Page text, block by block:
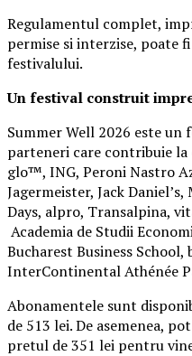
Regulamentul complet,
permise si interzise, poate
festivalului.
Un festival construit
Summer Well 2026 este
parteneri care contribuie
glo™, ING, Peroni Nastro
Jagermeister, Jack
Days, alpro, Transalpina,
Academia de Studii
Bucharest Business School,
InterContinental Athénée
Abonamentele sunt
de 513 lei. De asemenea,
pretul de 351 lei pentru